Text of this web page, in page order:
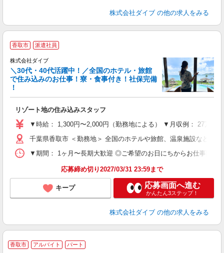
株式会社ダイブ の他の求人をみる
香取市 派遣社員
株式会社ダイブ
＼30代・40代活躍中！／全国のホテル・旅館
で住み込みのお仕事！寮・食事付き！社保完備
！
リゾート地の住み込みスタッフ
▼時給： 1,300円〜2,000円（勤務地による） ▼月収例： 27万
千葉県香取市 ＜勤務地＞ 全国のホテルや旅館、温泉施設など勤
▼期間： 1ヶ月〜長期大歓迎 ◎ご希望のお日にちからお仕事開
応募締め切り2027/03/31 23:59まで
キープ 応募画面へ進む
かんたん3ステップ！
株式会社ダイブ の他の求人をみる
香取市 アルバイト パート